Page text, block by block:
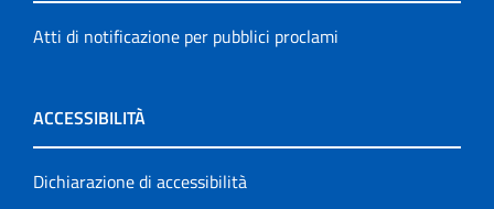
Atti di notificazione per pubblici proclami
ACCESSIBILITÀ
Dichiarazione di accessibilità